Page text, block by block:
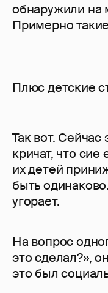
обнаружили на
Примерно
Плюс детские
Так вот.
кричат, что сие
их детей
быть
угорает.
На вопрос
это сделал?»,
это был